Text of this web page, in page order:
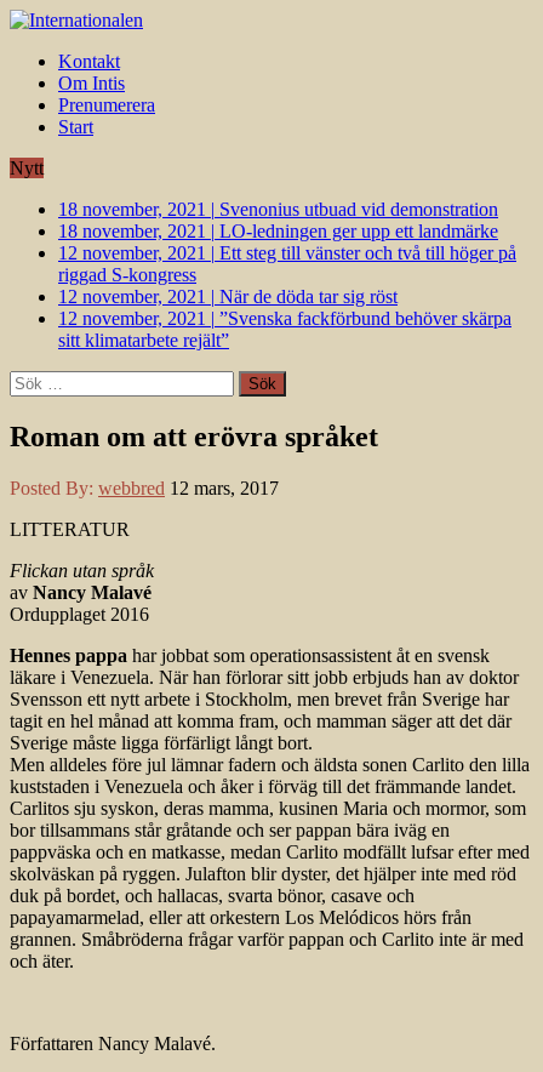
Kontakt
Om Intis
Prenumerera
Start
Nytt
18 november, 2021 | Svenonius utbuad vid demonstration
18 november, 2021 | LO-ledningen ger upp ett landmärke
12 november, 2021 | Ett steg till vänster och två till höger på
riggad S-kongress
12 november, 2021 | När de döda tar sig röst
12 november, 2021 | ”Svenska fackförbund behöver skärpa
sitt klimatarbete rejält”
Sök
efter:
Roman om att erövra språket
Posted By: webbred 12 mars, 2017
LITTERATUR
Flickan utan språk
av Nancy Malavé
Ordupplaget 2016
Hennes pappa har jobbat som operationsassistent åt en svensk
läkare i Venezuela. När han förlorar sitt jobb erbjuds han av doktor
Svensson ett nytt arbete i Stockholm, men brevet från Sverige har
tagit en hel månad att komma fram, och mamman säger att det där
Sverige måste ligga förfärligt långt bort.
Men alldeles före jul lämnar fadern och äldsta sonen Carlito den lilla
kuststaden i Venezuela och åker i förväg till det främmande landet.
Carlitos sju syskon, deras mamma, kusinen Maria och mormor, som
bor tillsammans står gråtande och ser pappan bära iväg en
pappväska och en matkasse, medan Carlito modfällt lufsar efter med
skolväskan på ryggen. Julafton blir dyster, det hjälper inte med röd
duk på bordet, och hallacas, svarta bönor, casave och
papayamarmelad, eller att orkestern Los Melódicos hörs från
grannen. Småbröderna frågar varför pappan och Carlito inte är med
och äter.
Författaren Nancy Malavé.